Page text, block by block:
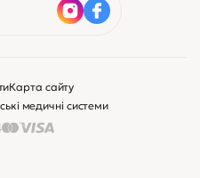
медичні системи
Карта сайту